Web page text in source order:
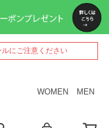
にご注意ください
WOMEN MEN